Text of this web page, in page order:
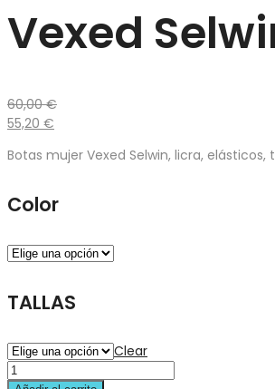
Vexed
60,00€
55,20 €
Botas mujer Vexed Selwin, licra, elásticos,
Color
TALLAS
Clear